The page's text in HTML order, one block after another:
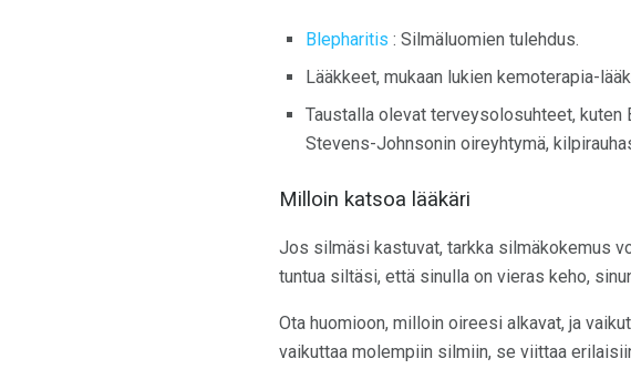
Blepharitis : Silmäluomien tulehdus.
Lääkkeet, mukaan lukien kemoterapia-
Taustalla olevat terveysolosuhteet, kuten
Stevens-Johnsonin oireyhtymä,
Milloin katsoa lääkäri
Jos silmäsi kastuvat, tarkka silmäkokemus
tuntua siltäsi, että sinulla on vieras keho,
Ota huomioon, milloin oireesi alkavat, ja
vaikuttaa molempiin silmiin, se viittaa